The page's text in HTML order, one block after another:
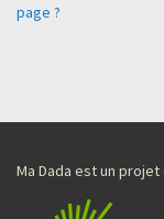
page ?
Ma Dada est un